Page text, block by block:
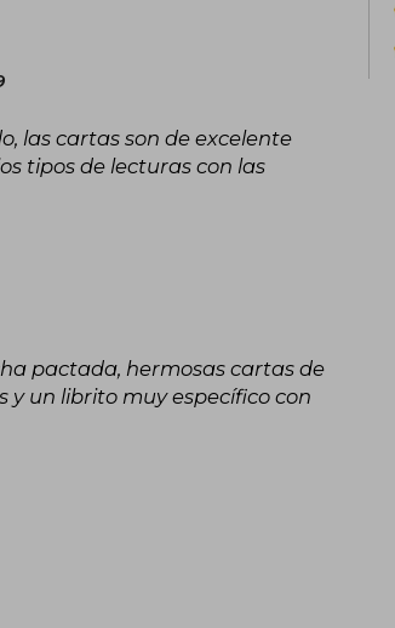
las cartas son de excelente
tipos de lecturas con las
pactada, hermosas cartas de
y un librito muy específico con